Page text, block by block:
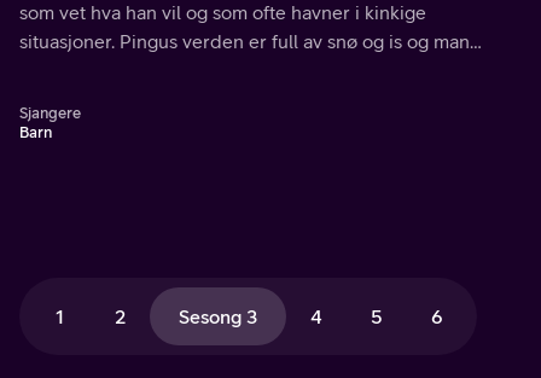
som vet hva han vil og som ofte havner i kinkige
situasjoner. Pingus verden er full av snø og is og man
Sjangere
Barn
1 2 Sesong 3 4 5 6